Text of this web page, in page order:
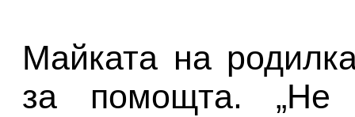
Майката на
за помощта. „Не